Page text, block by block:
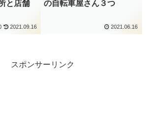
と店舗
2021.09.16
の自転車屋さん３つ
2021.06.16
スポンサーリンク